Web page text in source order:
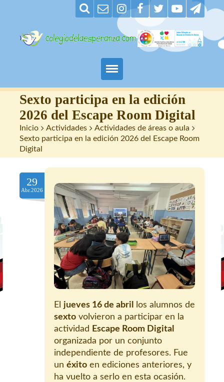
Padres
Alumnos
Maestros
Nuestro centro
Contacto
Sexto participa en la edición
2026 del Escape Room Digital
Inicio > Actividades > Actividades de áreas o aula >
Sexto participa en la edición 2026 del Escape Room
Digital
29
Abr.2026
El jueves 16 de abril
los alumnos de
sexto volvieron a participar en la
actividad Escape Room Digital
organizada por un conjunto
independiente de profesores. Fue
un éxito en ediciones anteriores, y
ha vuelto a serlo en esta ocasión.